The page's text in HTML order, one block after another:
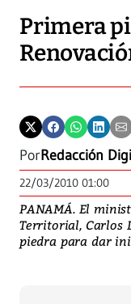
Primera
PorRedacción
22/03/2010 01:00
PANAMÁ. El
Territorial, Carlos
piedra para dar